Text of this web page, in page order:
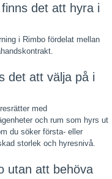
det att hyra i
i Rimbo fördelat mellan
det att välja på i
med
och rum som hyrs ut
du söker första- eller
storlek och hyresnivå.
utan att behöva